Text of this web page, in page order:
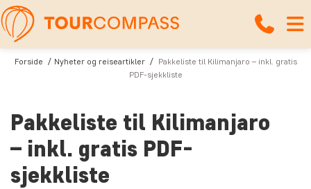
Forside Nyheter og reiseartikler
Pakkeliste til Kilimanjaro – inkl. gratis
PDF-sjekkliste
Pakkeliste til Kilimanjaro
– inkl. gratis PDF-
sjekkliste